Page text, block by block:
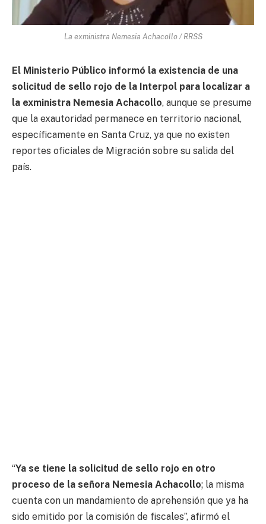
La exministra Nemesia Achacollo / RRSS
El Ministerio Público informó la existencia de una
solicitud de sello rojo de la Interpol para localizar a
la exministra Nemesia Achacollo, aunque se presume
que la exautoridad permanece en territorio nacional,
específicamente en Santa Cruz, ya que no existen
reportes oficiales de Migración sobre su salida del
país.
“Ya se tiene la solicitud de sello rojo en otro
proceso de la señora Nemesia Achacollo; la misma
cuenta con un mandamiento de aprehensión que ya ha
sido emitido por la comisión de fiscales”, afirmó el